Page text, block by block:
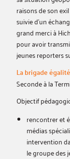
raisons de son
suivie d’un
grand merci à
pour avoir
jeunes reporters
La brigade
Seconde à la
Objectif
rencontrer et
médias
intervention
le groupe des